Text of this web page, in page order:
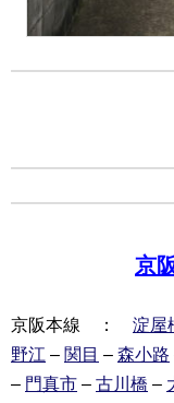
京
京阪本線 ： 淀屋
野江 – 関目 – 森小路
– 門真市 – 古川橋 –